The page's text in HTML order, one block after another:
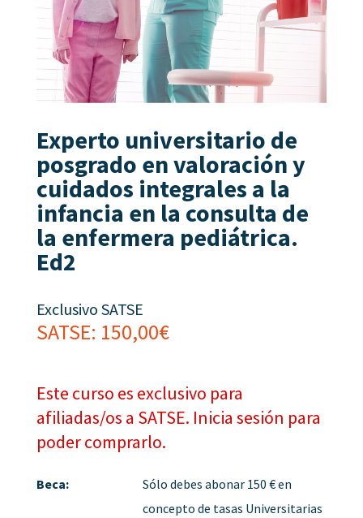
Experto universitario de
posgrado en valoración y
cuidados integrales a la
infancia en la consulta de
la enfermera pediátrica.
Ed2
Exclusivo SATSE
SATSE: 150,00€
Este curso es exclusivo para
afiliadas/os a SATSE. Inicia sesión para
poder comprarlo.
Beca:
Sólo debes abonar 150 € en
concepto de tasas Universitarias